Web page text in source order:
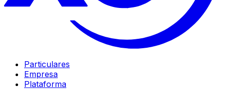
Particulares
Empresa
Plataforma